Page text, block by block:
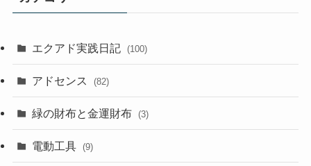
エクアド実践日記 (100)
アドセンス (82)
緑の財布と金運財布 (3)
電動工具 (9)